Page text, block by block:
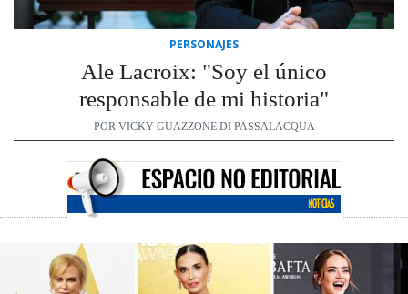
PERSONAJES
Ale Lacroix: "Soy el único
responsable de mi historia"
POR VICKY GUAZZONE DI PASSALACQUA